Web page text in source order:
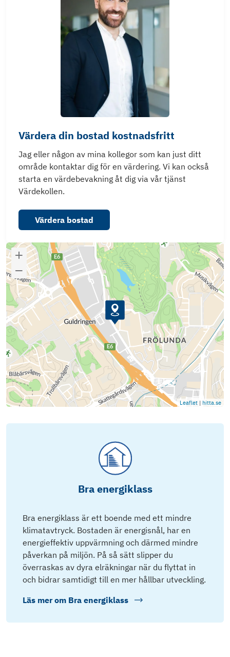
Värdera din bostad kostnadsfritt
Jag eller någon av mina kollegor som kan just ditt
område kontaktar dig för en värdering. Vi kan också
starta en värdebevakning åt dig via vår tjänst
Värdekollen.
Värdera bostad
Leaflet | hitta.se
Bra energiklass
Bra energiklass är ett boende med ett mindre
klimatavtryck. Bostaden är energisnål, har en
energieffektiv uppvärmning och därmed mindre
påverkan på miljön. På så sätt slipper du
överraskas av dyra elräkningar när du flyttat in
och bidrar samtidigt till en mer hållbar utveckling.
Läs mer om Bra energiklass